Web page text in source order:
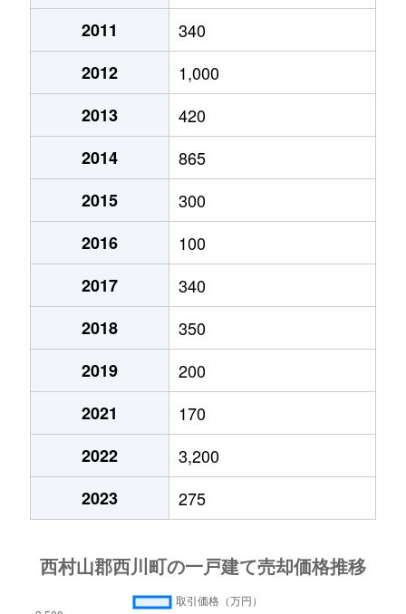
2011
340
2012
1,000
2013
420
2014
865
2015
300
2016
100
2017
340
2018
350
2019
200
2021
170
2022
3,200
2023
275